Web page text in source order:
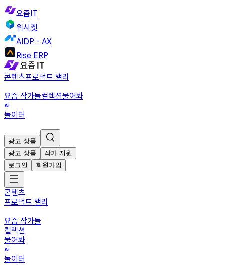
요즘IT
위시켓
AIDP - AX
Rise ERP
콘텐츠프로덕트 밸리
요즘 작가들컬렉션물어봐
놀이터
광고 상품
광고 상품
작가 지원
로그인
회원가입
콘텐츠
프로덕트 밸리
요즘 작가들
컬렉션
물어봐
놀이터